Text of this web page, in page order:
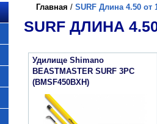
Главная / SURF Длина 4.50 от
SURF ДЛИНА
Удилище Shimano
BEASTMASTER SURF 3PC
(BMSF450BXH)